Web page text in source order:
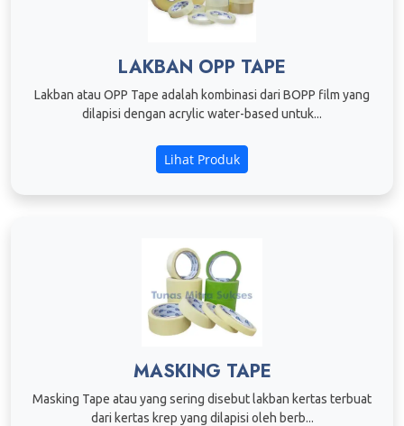
LAKBAN OPP TAPE
Lakban atau OPP Tape adalah kombinasi dari BOPP film yang
dilapisi dengan acrylic water-based untuk...
Lihat Produk
MASKING TAPE
Masking Tape atau yang sering disebut lakban kertas terbuat
dari kertas krep yang dilapisi oleh berb...